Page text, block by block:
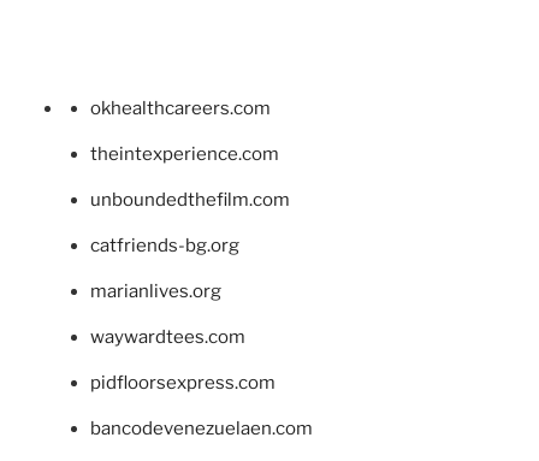
okhealthcareers.com
theintexperience.com
unboundedthefilm.com
catfriends-bg.org
marianlives.org
waywardtees.com
pidfloorsexpress.com
bancodevenezuelaen.com